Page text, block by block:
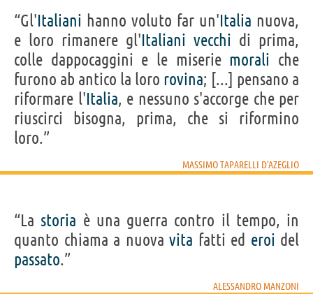
“Gl'Italiani hanno voluto far un'Italia nuova,
e loro rimanere gl'Italiani vecchi di prima,
colle dappocaggini e le miserie morali che
furono ab antico la loro rovina; [...] pensano a
riformare l'Italia, e nessuno s'accorge che per
riuscirci bisogna, prima, che si riformino
loro.”
MASSIMO TAPARELLI D'AZEGLIO
“La storia è una guerra contro il tempo, in
quanto chiama a nuova vita fatti ed eroi del
passato.”
ALESSANDRO MANZONI